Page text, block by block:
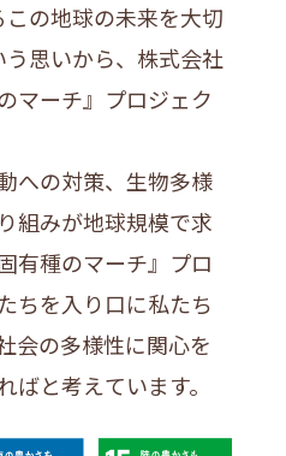
の地球の未来を大切
思いから、株式会社
マーチ』プロジェク
への対策、生物多様
組みが地球規模で求
有種のマーチ』プロ
ちを入り口に私たち
会の多様性に関心を
ばと考えています。